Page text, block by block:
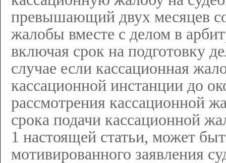
превышающий двух месяцев
жалобы вместе с делом в
включая срок на подготовку
случае если кассационная
кассационной инстанции до
рассмотрения кассационной
срока подачи кассационной
1 настоящей статьи, может
мотивированного заявления